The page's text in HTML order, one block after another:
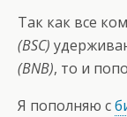
Так как все
(BSC)
(BNB), то и
Я пополняю с